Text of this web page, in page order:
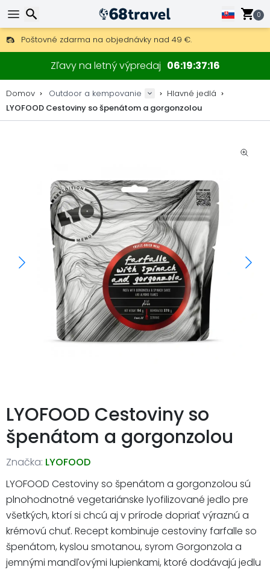
0
Poštovné zdarma na objednávky nad 49 €.
30 dní na vrátenie, 90 dní na drevené mapy a dekorácie.
Najlepšie ceny na outdoor vybavenie a doplnky.
Zľavy na letný výpredaj 06 19 37 15
Domov Outdoor a kempovanie
Hlavné jedlá
LYOFOOD Cestoviny so špenátom a gorgonzolou
LYOFOOD Cestoviny so
špenátom a gorgonzolou
Značka: LYOFOOD
LYOFOOD Cestoviny so špenátom a gorgonzolou sú
plnohodnotné vegetariánske lyofilizované jedlo pre
všetkých, ktorí si chcú aj v prírode dopriať výraznú a
krémovú chuť. Recept kombinuje cestoviny farfalle so
špenátom, kyslou smotanou, syrom Gorgonzola a
jemnými mandľovými lupienkami, ktoré dodávajú jedlu
Hľadať